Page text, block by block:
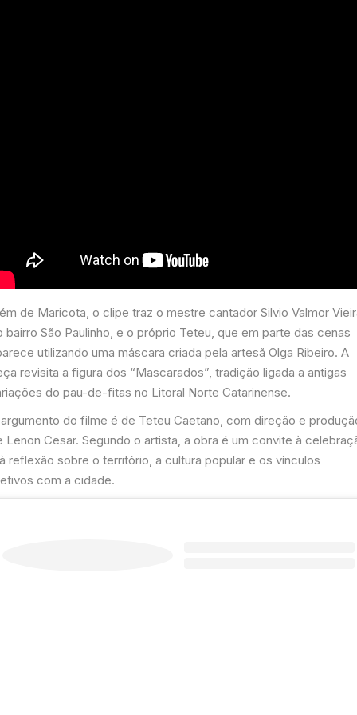
de Maricota, o clipe traz o mestre cantador Silvio Valmor
bairro São Paulinho, e o próprio Teteu, que em parte das cenas
utilizando uma máscara criada pela artesã Olga Ribeiro. A
revisita a figura dos “Mascarados”, tradição ligada a antigas
do pau-de-fitas no Litoral Norte Catarinense.
do filme é de Teteu Caetano, com direção e
Lenon Cesar. Segundo o artista, a obra é um convite à
reflexão sobre o território, a cultura popular e os vínculos
com a cidade.